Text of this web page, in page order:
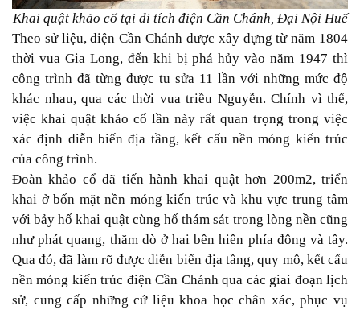
Khai quật khảo cổ tại di tích điện Cần Chánh, Đại Nội Huế
Theo sử liệu, điện Cần Chánh được xây dựng từ năm 1804
thời vua Gia Long, đến khi bị phá hủy vào năm 1947 thì
công trình đã từng được tu sửa 11 lần với những mức độ
khác nhau, qua các thời vua triều Nguyễn. Chính vì thế,
việc khai quật khảo cổ lần này rất quan trọng trong việc
xác định diễn biến địa tầng, kết cấu nền móng kiến trúc
của công trình.
Đoàn khảo cổ đã tiến hành khai quật hơn 200m2, triển
khai ở bốn mặt nền móng kiến trúc và khu vực trung tâm
với bảy hố khai quật cùng hố thám sát trong lòng nền cũng
như phát quang, thăm dò ở hai bên hiên phía đông và tây.
Qua đó, đã làm rõ được diễn biến địa tầng, quy mô, kết cấu
nền móng kiến trúc điện Cần Chánh qua các giai đoạn lịch
sử, cung cấp những cứ liệu khoa học chân xác, phục vụ